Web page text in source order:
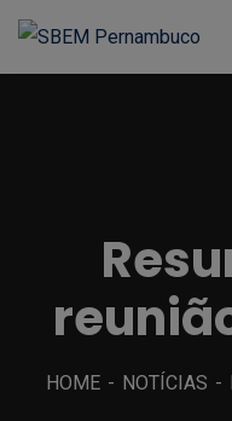
HOME NOTÍCIAS